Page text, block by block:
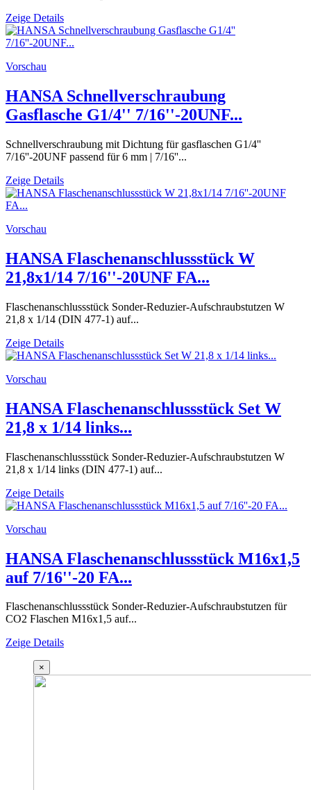
Zeige Details
Vorschau
HANSA Schnellverschraubung
Gasflasche G1/4'' 7/16''-20UNF...
Schnellverschraubung mit Dichtung für gasflaschen G1/4''
7/16''-20UNF passend für 6 mm | 7/16''...
Zeige Details
Vorschau
HANSA Flaschenanschlussstück W
21,8x1/14 7/16''-20UNF FA...
Flaschenanschlussstück Sonder-Reduzier-Aufschraubstutzen W
21,8 x 1/14 (DIN 477-1) auf...
Zeige Details
Vorschau
HANSA Flaschenanschlussstück Set W
21,8 x 1/14 links...
Flaschenanschlussstück Sonder-Reduzier-Aufschraubstutzen W
21,8 x 1/14 links (DIN 477-1) auf...
Zeige Details
Vorschau
HANSA Flaschenanschlussstück M16x1,5
auf 7/16''-20 FA...
Flaschenanschlussstück Sonder-Reduzier-Aufschraubstutzen für
CO2 Flaschen M16x1,5 auf...
Zeige Details
×